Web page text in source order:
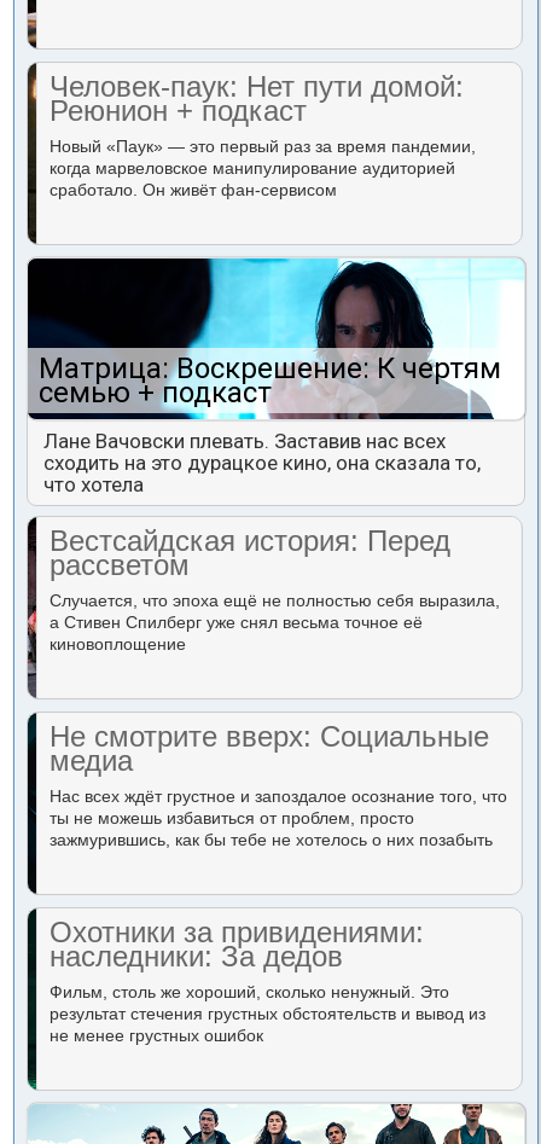
Человек-паук: Нет пути домой:
Реюнион + подкаст
Новый «Паук» — это первый раз за время пандемии,
когда марвеловское манипулирование аудиторией
сработало. Он живёт фан-сервисом
Матрица: Воскрешение: К чертям
семью + подкаст
Лане Вачовски плевать. Заставив нас всех
сходить на это дурацкое кино, она сказала то,
что хотела
Вестсайдская история: Перед
рассветом
Случается, что эпоха ещё не полностью себя выразила,
а Стивен Спилберг уже снял весьма точное её
киновоплощение
Не смотрите вверх: Социальные
медиа
Нас всех ждёт грустное и запоздалое осознание того, что
ты не можешь избавиться от проблем, просто
зажмурившись, как бы тебе не хотелось о них позабыть
Охотники за привидениями:
наследники: За дедов
Фильм, столь же хороший, сколько ненужный. Это
результат стечения грустных обстоятельств и вывод из
не менее грустных ошибок